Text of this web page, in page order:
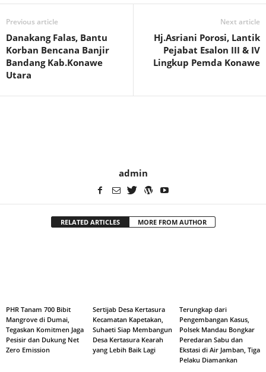
Previous article
Danakang Falas, Bantu
Korban Bencana Banjir
Bandang Kab.Konawe
Utara
Next article
Hj.Asriani Porosi, Lantik
Pejabat Esalon III & IV
Lingkup Pemda Konawe
admin
RELATED ARTICLES MORE FROM AUTHOR
PHR Tanam 700 Bibit
Mangrove di Dumai,
Tegaskan Komitmen Jaga
Pesisir dan Dukung Net
Zero Emission
Sertijab Desa Kertasura
Kecamatan Kapetakan,
Suhaeti Siap Membangun
Desa Kertasura Kearah
yang Lebih Baik Lagi
Terungkap dari
Pengembangan Kasus,
Polsek Mandau Bongkar
Peredaran Sabu dan
Ekstasi di Air Jamban, Tiga
Pelaku Diamankan